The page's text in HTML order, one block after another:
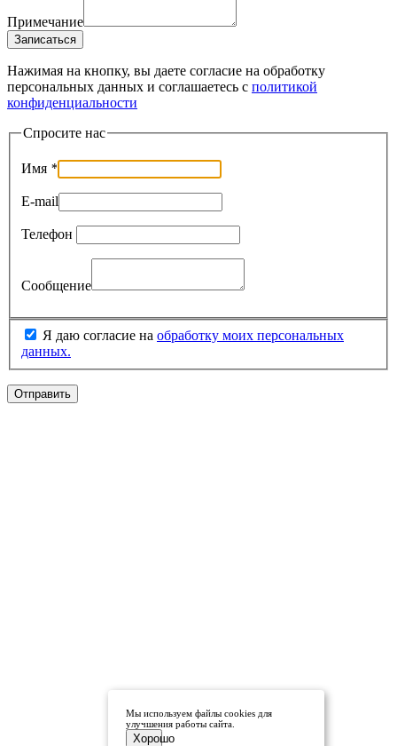
Примечание
Записаться
Нажимая на кнопку, вы даете согласие на обработку
персональных данных и соглашаетесь c политикой
конфиденциальности
Спросите нас
Имя *
E-mail
Телефон
Сообщение
Я даю согласие на обработку моих персональных
данных.
Отправить
Мы используем файлы cookies для
улучшения работы сайта.
Хорошо